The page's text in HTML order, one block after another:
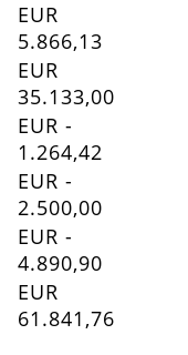
EUR
5.866,13
EUR
35.133,00
EUR -
1.264,42
EUR -
2.500,00
EUR -
4.890,90
EUR
61.841,76